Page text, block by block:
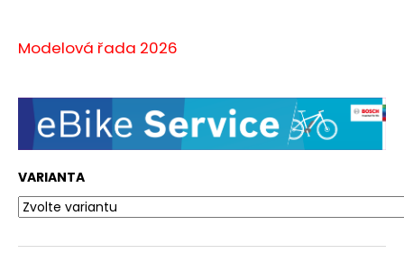
Modelová řada 2026
VARIANTA